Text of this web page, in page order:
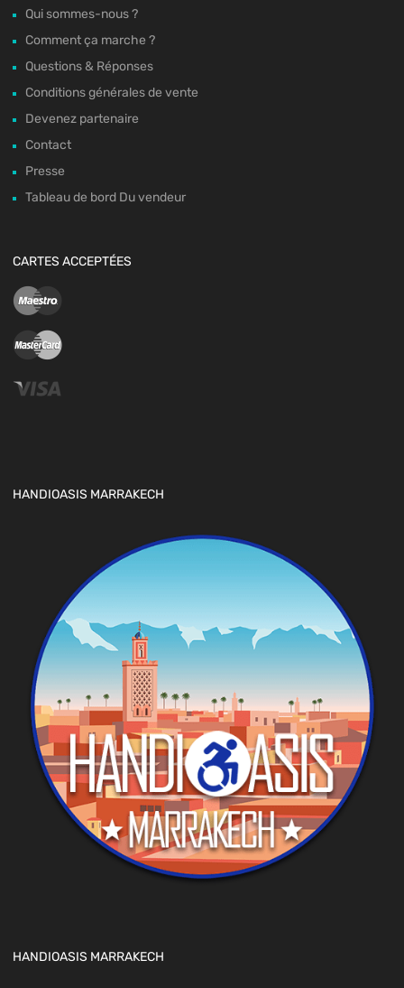
Qui sommes-nous ?
Comment ça marche ?
Questions & Réponses
Conditions générales de vente
Devenez partenaire
Contact
Presse
Tableau de bord Du vendeur
CARTES ACCEPTÉES
HANDIOASIS MARRAKECH
HANDIOASIS MARRAKECH